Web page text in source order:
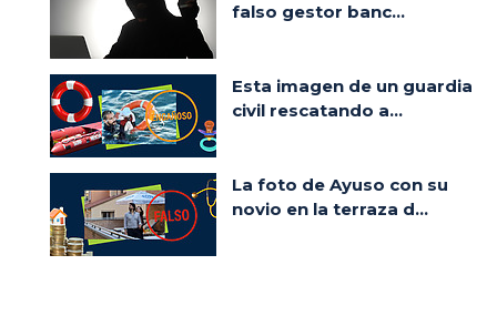
falso gestor banc...
Esta imagen de un guardia
civil rescatando a...
La foto de Ayuso con su
novio en la terraza d...